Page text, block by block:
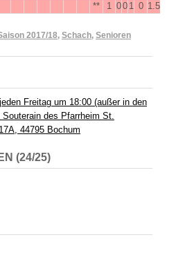
** 1 00 1 0 1.5
2017/18, Schach, Senioren
Freitag um 18:00 (außer in den
des Pfarrheim St.
44795 Bochum
(24/25)